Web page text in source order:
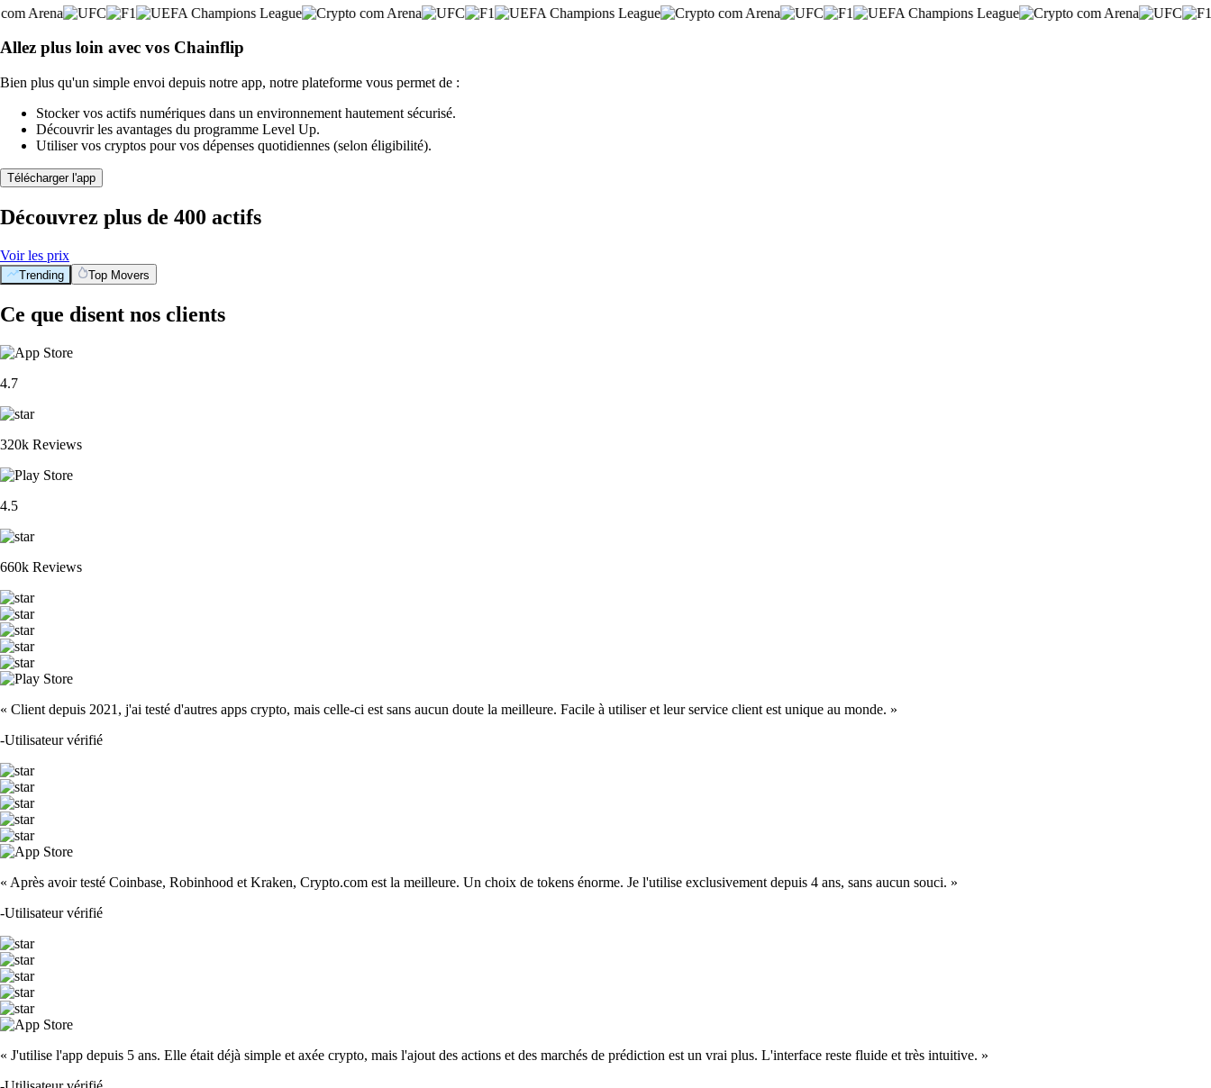
Allez plus loin avec vos Chainflip
Bien plus qu'un simple envoi depuis notre app, notre plateforme vous permet de :
Stocker vos actifs numériques dans un environnement hautement sécurisé.
Découvrir les avantages du programme Level Up.
Utiliser vos cryptos pour vos dépenses quotidiennes (selon éligibilité).
Télécharger l'app
Découvrez plus de 400 actifs
Voir les prix
Trending Top Movers
Ce que disent nos clients
4.7
320k Reviews
4.5
660k Reviews
« Client depuis 2021, j'ai testé d'autres apps crypto, mais celle-ci est sans aucun doute la meilleure. Facile à utiliser et leur service client est unique au monde. »
-Utilisateur vérifié
« Après avoir testé Coinbase, Robinhood et Kraken, Crypto.com est la meilleure. Un choix de tokens énorme. Je l'utilise exclusivement depuis 4 ans, sans aucun souci. »
-Utilisateur vérifié
« J'utilise l'app depuis 5 ans. Elle était déjà simple et axée crypto, mais l'ajout des actions et des marchés de prédiction est un vrai plus. L'interface reste fluide et très intuitive. »